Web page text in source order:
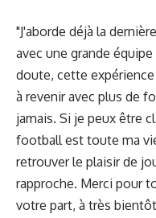
"J'aborde déjà la
avec une grande
doute, cette
à revenir avec plus de
jamais. Si je peux être
football est toute ma
retrouver le plaisir de
rapproche. Merci pour
votre part, à très